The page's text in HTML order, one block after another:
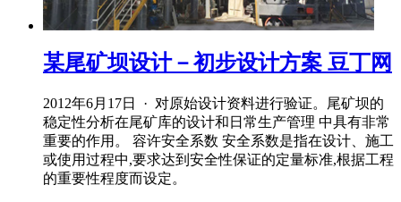
某尾矿坝设计－初步设计方案 豆丁网
2012年6月17日 · 对原始设计资料进行验证。尾矿坝的
稳定性分析在尾矿库的设计和日常生产管理 中具有非常
重要的作用。 容许安全系数 安全系数是指在设计、施工
或使用过程中,要求达到安全性保证的定量标准,根据工程
的重要性程度而设定。